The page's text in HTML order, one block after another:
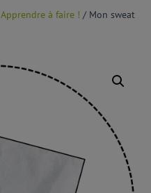
Apprendre à faire ! / Mon sweat